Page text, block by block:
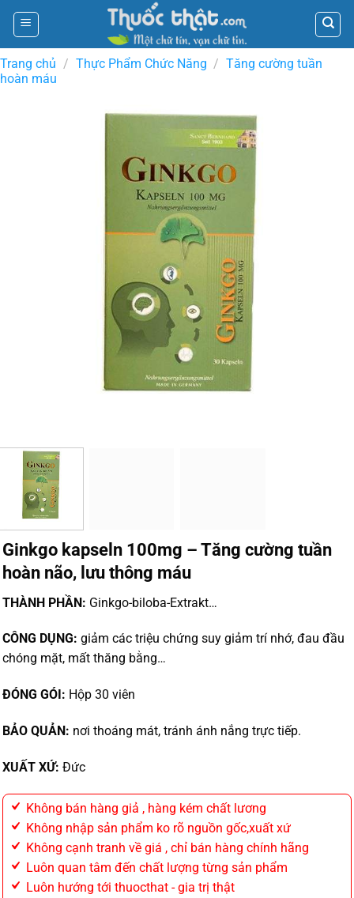
Skip
content
Trang chủ / Thực Phẩm Chức Năng / Tăng cường tuần
hoàn máu
Ginkgo kapseln 100mg – Tăng cường tuần
hoàn não, lưu thông máu
THÀNH PHẦN: Ginkgo-biloba-Extrakt…
CÔNG DỤNG: giảm các triệu chứng suy giảm trí nhớ, đau đầu
chóng mặt, mất thăng bằng…
ĐÓNG GÓI: Hộp 30 viên
BẢO QUẢN: nơi thoáng mát, tránh ánh nắng trực tiếp.
XUẤT XỨ: Đức
Không bán hàng giả , hàng kém chất lương
Không nhập sản phẩm ko rõ nguồn gốc,xuất xứ
Không cạnh tranh về giá , chỉ bán hàng chính hãng
Luôn quan tâm đến chất lượng từng sản phẩm
Luôn hướng tới thuocthat - gia trị thật